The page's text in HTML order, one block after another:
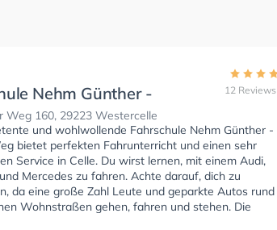
Nehm Günther -
Weg
Weg 160, 29223 Westercelle
12 Reviews
und wohlwollende Fahrschule Nehm Günther -
bietet perfekten Fahrunterricht und einen sehr
Service in Celle. Du wirst lernen, mit einem Audi,
Mercedes zu fahren. Achte darauf, dich zu
da eine große Zahl Leute und geparkte Autos rund
Wohnstraßen gehen, fahren und stehen. Die
bietet Exzellente Bedingungen um deine Klasse A1,